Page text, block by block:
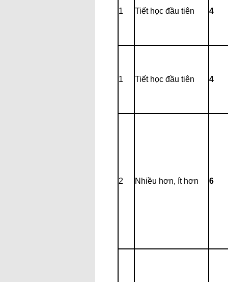
1 Tiết học đầu tiên 4
1 Tiết học đầu tiên 4
2 Nhiều hơn, ít hơn 6